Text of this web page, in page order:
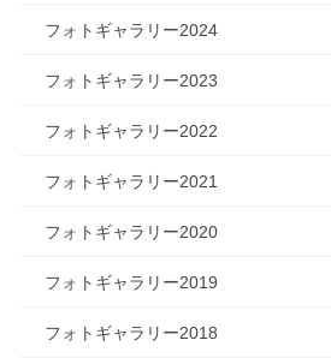
フォトギャラリー2024
フォトギャラリー2023
フォトギャラリー2022
フォトギャラリー2021
フォトギャラリー2020
フォトギャラリー2019
フォトギャラリー2018